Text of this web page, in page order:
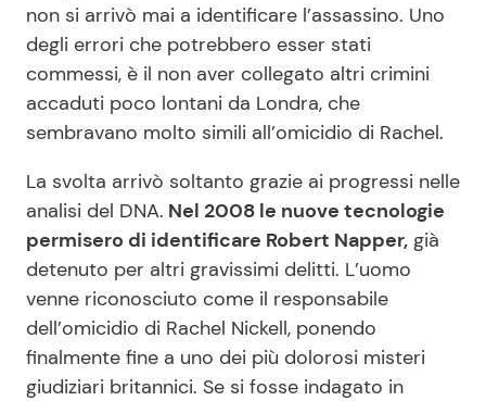
non si arrivò mai a identificare l’assassino. Uno
degli errori che potrebbero esser stati
commessi, è il non aver collegato altri crimini
accaduti poco lontani da Londra, che
sembravano molto simili all’omicidio di Rachel.
La svolta arrivò soltanto grazie ai progressi nelle
analisi del DNA. Nel 2008 le nuove tecnologie
permisero di identificare Robert Napper, già
detenuto per altri gravissimi delitti. L’uomo
venne riconosciuto come il responsabile
dell’omicidio di Rachel Nickell, ponendo
finalmente fine a uno dei più dolorosi misteri
giudiziari britannici. Se si fosse indagato in